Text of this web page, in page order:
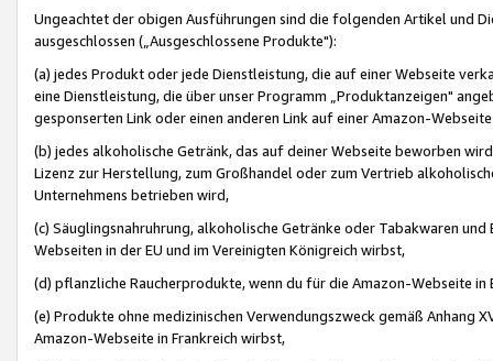
Ungeachtet der obigen Ausführungen sind die folgenden Artikel und
ausgeschlossen („Ausgeschlossene Produkte"):
(a) jedes Produkt oder jede Dienstleistung, die auf einer Webseite
eine Dienstleistung, die über unser Programm „Produktanzeigen"
gesponserten Link oder einen anderen Link auf einer Amazon-
(b) jedes alkoholische Getränk, das auf deiner Webseite beworben
Lizenz zur Herstellung, zum Großhandel oder zum Vertrieb
Unternehmens betrieben wird,
(c) Säuglingsnahruhrung, alkoholische Getränke oder Tabakwaren
Webseiten in der EU und im Vereinigten Königreich wirbst,
(d) pflanzliche Raucherprodukte, wenn du für die Amazon-Webseite in
(e) Produkte ohne medizinischen Verwendungszweck gemäß Anhang
Amazon-Webseite in Frankreich wirbst,